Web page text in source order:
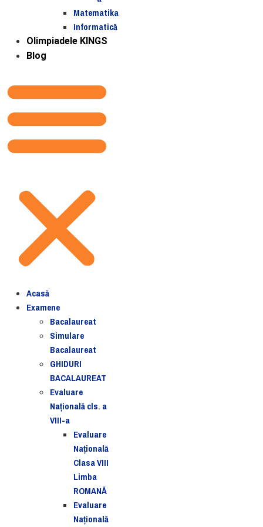
Matematika
Informatică
Olimpiadele KINGS
Blog
Acasă
Examene
Bacalaureat
Simulare
Bacalaureat
GHIDURI
BACALAUREAT
Evaluare
Naţională cls. a
VIII-a
Evaluare
Naţională
Clasa VIII
Limba
ROMANĂ
Evaluare
Naţională